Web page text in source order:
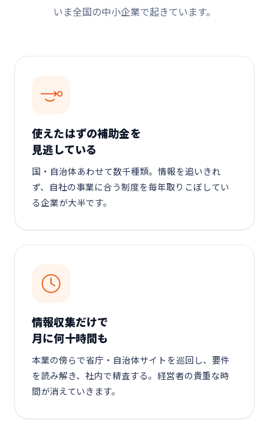
いま全国の中小企業で起きています。
使えたはずの補助金を
見逃している
国・自治体あわせて数千種類。情報を追いきれ
ず、自社の事業に合う制度を毎年取りこぼしてい
る企業が大半です。
情報収集だけで
月に何十時間も
本業の傍らで省庁・自治体サイトを巡回し、要件
を読み解き、社内で精査する。経営者の貴重な時
間が消えていきます。